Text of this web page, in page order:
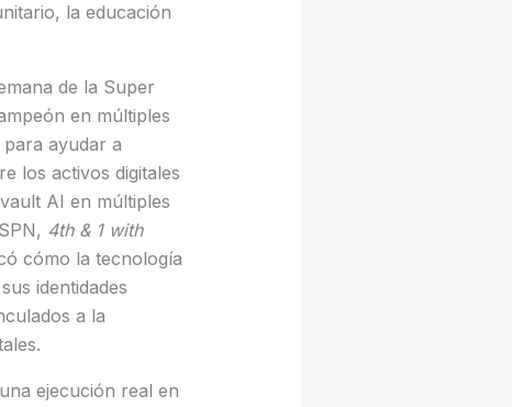
la educación
de la Super
en múltiples
ayudar a
los activos digitales
AI en múltiples
4th & 1 with
cómo la tecnología
identidades
a la
ejecución real en